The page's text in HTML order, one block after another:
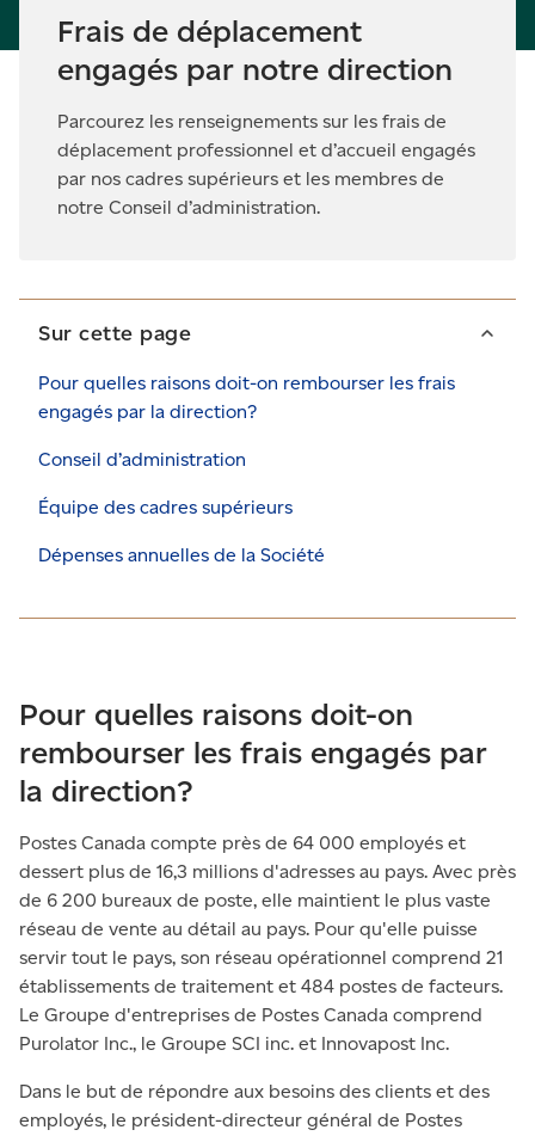
Frais de déplacement
engagés par notre direction
Parcourez les renseignements sur les frais de
déplacement professionnel et d’accueil engagés
par nos cadres supérieurs et les membres de
notre Conseil d’administration.
Sur cette page
Pour quelles raisons doit-on rembourser les frais
engagés par la direction?
Conseil d’administration
Équipe des cadres supérieurs
Dépenses annuelles de la Société
Pour quelles raisons doit-on
rembourser les frais engagés par
la direction?
Postes Canada compte près de 64 000 employés et
dessert plus de 16,3 millions d'adresses au pays. Avec près
de 6 200 bureaux de poste, elle maintient le plus vaste
réseau de vente au détail au pays. Pour qu'elle puisse
servir tout le pays, son réseau opérationnel comprend 21
établissements de traitement et 484 postes de facteurs.
Le Groupe d'entreprises de Postes Canada comprend
Purolator Inc., le Groupe SCI inc. et Innovapost Inc.
Dans le but de répondre aux besoins des clients et des
employés, le président-directeur général de Postes